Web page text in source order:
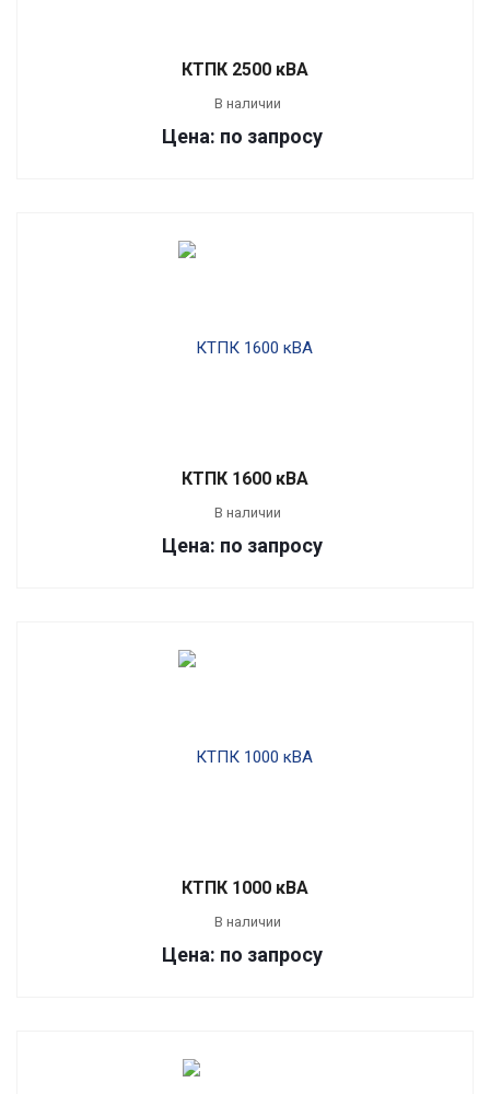
КТПК 2500 кВА
В наличии
Цена: по запросу
КТПК 1600 кВА
В наличии
Цена: по запросу
КТПК 1000 кВА
В наличии
Цена: по запросу